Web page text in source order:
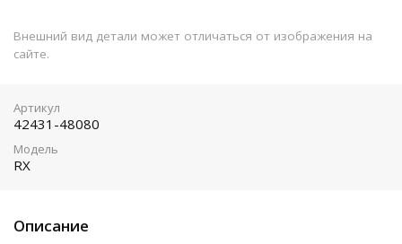
Внешний вид детали может отличаться от изображения на
сайте.
Описание
Артикул
42431-48080
Модель
RX